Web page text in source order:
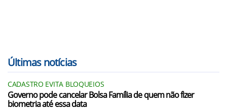
Últimas notícias
CADASTRO EVITA BLOQUEIOS
Governo pode cancelar Bolsa Família de quem não fizer
biometria até essa data